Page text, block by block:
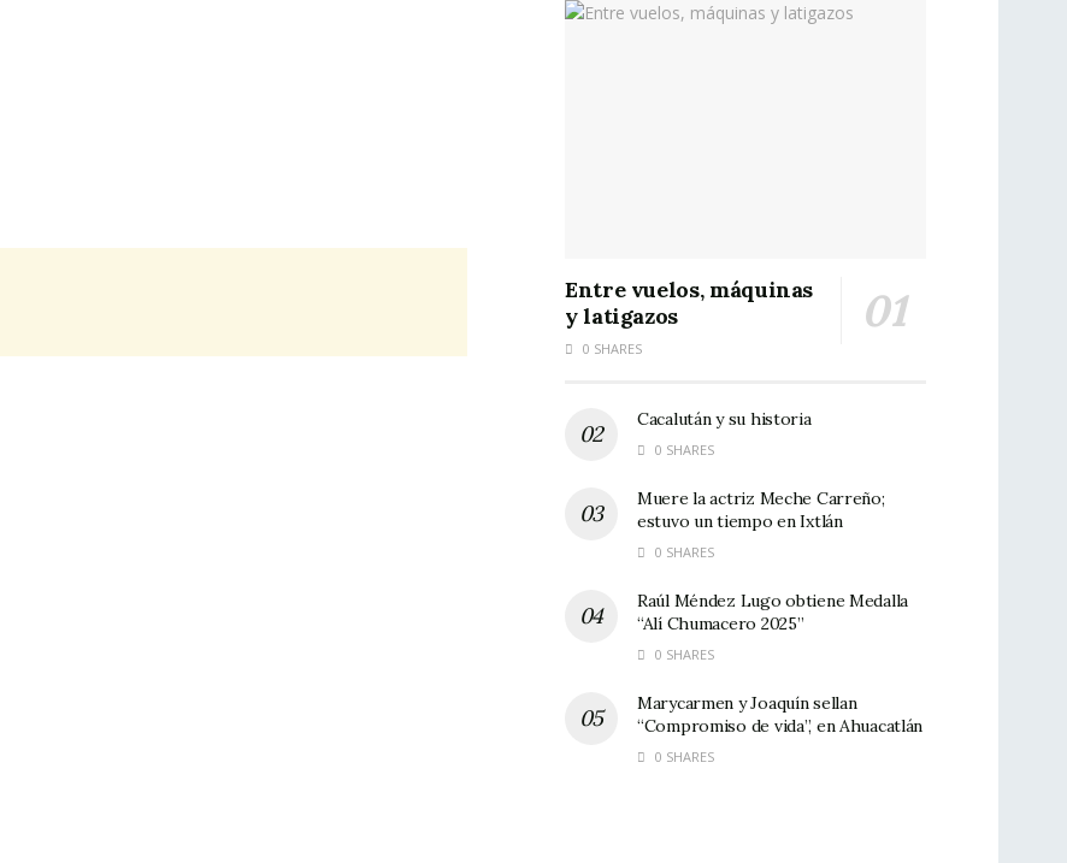
Entre vuelos, máquinas
y latigazos
0 SHARES
Cacalután y su historia
0 SHARES
Muere la actriz Meche Carreño;
estuvo un tiempo en Ixtlán
0 SHARES
Raúl Méndez Lugo obtiene Medalla
“Alí Chumacero 2025”
0 SHARES
Marycarmen y Joaquín sellan
“Compromiso de vida”, en Ahuacatlán
0 SHARES